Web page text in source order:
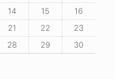
14 15
16
21 22
23
28 29
30